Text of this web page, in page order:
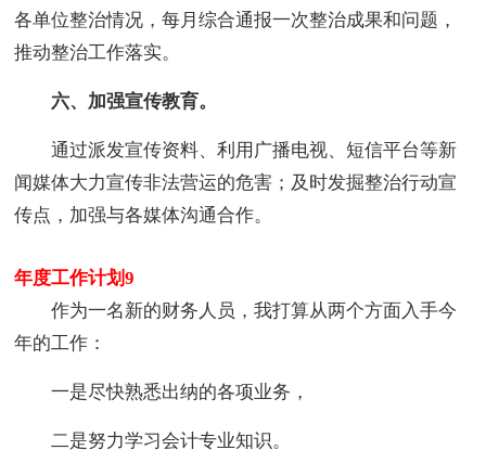
各单位整治情况，每月综合通报一次整治成果和问题，
推动整治工作落实。
六、加强宣传教育。
通过派发宣传资料、利用广播电视、短信平台等新
闻媒体大力宣传非法营运的危害；及时发掘整治行动宣
传点，加强与各媒体沟通合作。
年度工作计划9
作为一名新的财务人员，我打算从两个方面入手今
年的工作：
一是尽快熟悉出纳的各项业务，
二是努力学习会计专业知识。